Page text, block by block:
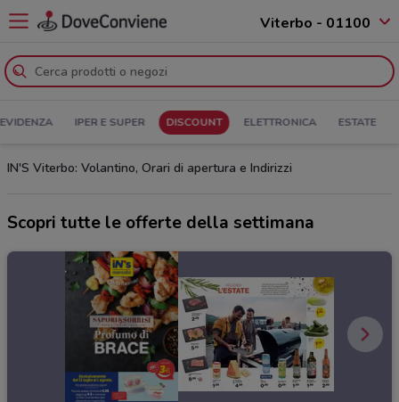
Viterbo - 01100
IPER E SUPER DISCOUNT ELETTRONICA ESTATE
IN'S Viterbo: Volantino, Orari di apertura e Indirizzi
Scopri tutte le offerte della settimana